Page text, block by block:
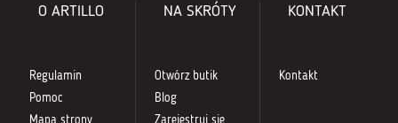
O ARTILLO
Regulamin
Pomoc
NA SKRÓTY
Otwórz butik
Blog
KONTAKT
Kontakt